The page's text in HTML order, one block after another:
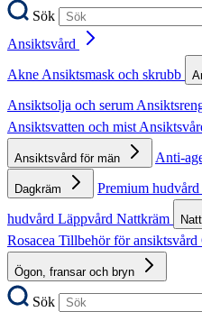
Sök
Ansiktsvård
AkneAnsiktsmask och skrubb
Ansiktsolja och serum
Ansiktsvatten och mist
Ansiktsvård för män Anti-
Dagkräm Premium hudvård
hudvård Läppvård Nattkräm
Rosacea Tillbehör för ansiktsvård
Ögon, fransar och bryn
Sök